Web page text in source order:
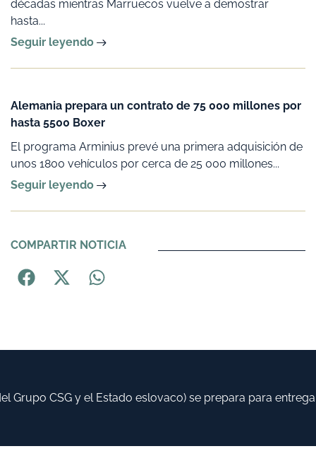
décadas mientras Marruecos vuelve a demostrar
hasta...
Seguir leyendo
Alemania prepara un contrato de 75 000 millones por
hasta 5500 Boxer
El programa Arminius prevé una primera adquisición de
unos 1800 vehículos por cerca de 25 000 millones...
Seguir leyendo
COMPARTIR NOTICIA
Grupo CSG y el Estado eslovaco) se prepara para